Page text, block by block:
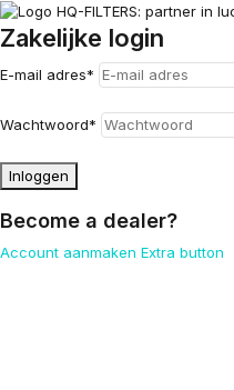
Zakelijke login
E-mail adres*
Wachtwoord*
Inloggen
Become a dealer?
Account aanmaken Extra button